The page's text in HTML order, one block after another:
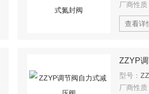
厂商性质
查看详
ZZYP
型号：
厂商性质